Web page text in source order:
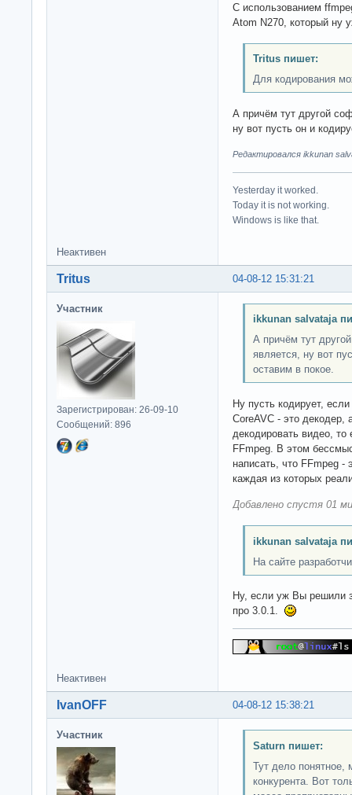
С использованием
Atom N270, который ну
Tritus пишет:
Для кодирования
А причём тут другой
ну вот пусть он и
Редактировался ikkunan
Yesterday it worked.
Today it is not working.
Windows is like that.
Неактивен
04-08-12 15:31:21
Tritus
Участник
Зарегистрирован: 26-09-10
Сообщений: 896
ikkunan salvataja
А причём тут
является, ну вот
оставим в покое.
Ну пусть кодирует,
CoreAVC - это
декодировать видео, то
FFmpeg. В этом
написать, что FFmpeg -
каждая из которых
Добавлено спустя 01
ikkunan salvataja
На сайте
Ну, если уж Вы решили
про 3.0.1.
Неактивен
04-08-12 15:38:21
IvanOFF
Участник
Saturn пишет:
Тут дело понятное,
конкурента. Вот